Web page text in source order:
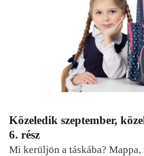
Közeledik szeptember,
6. rész
Mi kerüljön a táskába? Mappa,